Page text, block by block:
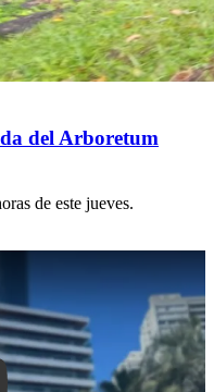
del Arboretum
de este jueves.